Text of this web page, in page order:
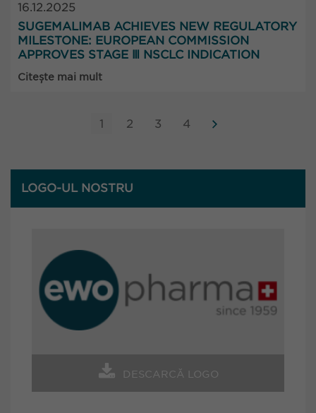
LOGO-UL NOSTRU
DESCARCĂ LOGO
16.12.2025
SUGEMALIMAB ACHIEVES NEW REGULATORY
MILESTONE: EUROPEAN COMMISSION
APPROVES STAGE Ⅲ NSCLC INDICATION
Citește mai mult
1 2 3 4